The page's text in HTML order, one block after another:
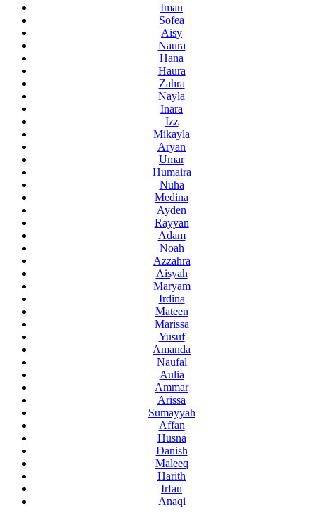
Iman
Sofea
Aisy
Naura
Hana
Haura
Zahra
Nayla
Inara
Izz
Mikayla
Aryan
Umar
Humaira
Nuha
Medina
Ayden
Rayyan
Adam
Noah
Azzahra
Aisyah
Maryam
Irdina
Mateen
Marissa
Yusuf
Amanda
Naufal
Aulia
Ammar
Arissa
Sumayyah
Affan
Husna
Danish
Maleeq
Harith
Irfan
Anaqi